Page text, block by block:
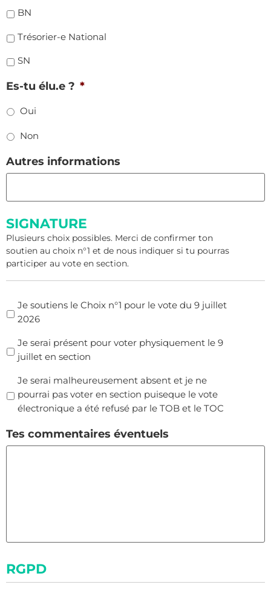
BN
Trésorier-e National
SN
Es-tu élu.e ? *
Oui
Non
Autres informations
SIGNATURE
Plusieurs choix possibles. Merci de confirmer ton
soutien au choix n°1 et de nous indiquer si tu pourras
participer au vote en section.
SIGNATURE
Je soutiens le Choix n°1 pour le vote du 9 juillet
2026
Je serai présent pour voter physiquement le 9
juillet en section
Je serai malheureusement absent et je ne
pourrai pas voter en section puiseque le vote
électronique a été refusé par le TOB et le TOC
Tes commentaires éventuels
RGPD